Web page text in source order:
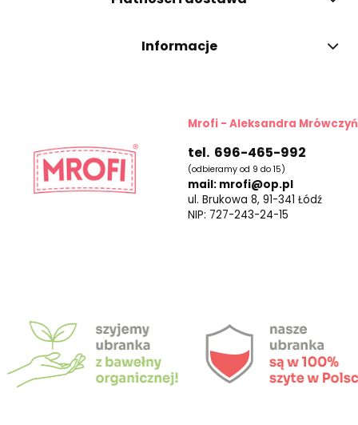
Informacje
Mrofi - Aleksandra
tel. 696-465-992
(odbieramy od 9 do 15)
mail: mrofi@op.pl
ul. Brukowa 8, 91-341 Łódź
NIP: 727-243-24-15